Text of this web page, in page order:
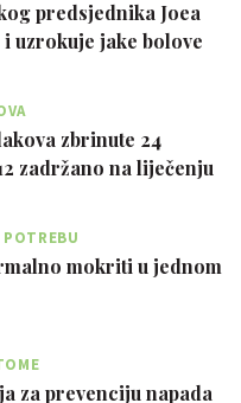
predsjednika Joea
uzrokuje jake bolove
zbrinute 24
zadržano na liječenju
mokriti u jednom
za prevenciju napada